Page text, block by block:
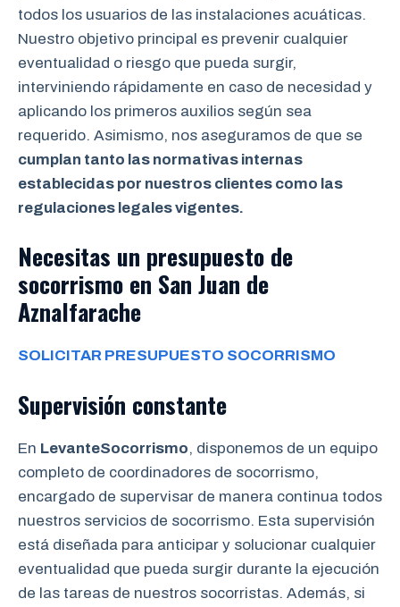
todos los usuarios de las instalaciones acuáticas.
Nuestro objetivo principal es prevenir cualquier
eventualidad o riesgo que pueda surgir,
interviniendo rápidamente en caso de necesidad y
aplicando los primeros auxilios según sea
requerido. Asimismo, nos aseguramos de que se
cumplan tanto las normativas internas
establecidas por nuestros clientes como las
regulaciones legales vigentes.
Necesitas un presupuesto de
socorrismo en San Juan de
Aznalfarache
SOLICITAR PRESUPUESTO SOCORRISMO
Supervisión constante
En LevanteSocorrismo, disponemos de un equipo
completo de coordinadores de socorrismo,
encargado de supervisar de manera continua todos
nuestros servicios de socorrismo. Esta supervisión
está diseñada para anticipar y solucionar cualquier
eventualidad que pueda surgir durante la ejecución
de las tareas de nuestros socorristas. Además, si